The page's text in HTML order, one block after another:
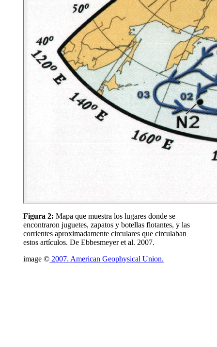
Figura 2: Mapa que muestra los lugares donde se
encontraron juguetes, zapatos y botellas flotantes, y las
corrientes aproximadamente circulares que circulaban
estos artículos. De Ebbesmeyer et al. 2007.
image © 2007. American Geophysical Union.